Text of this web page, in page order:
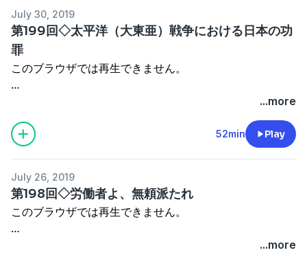
今回は、セクハラ・パワハラがなぜ生じるのか？という社
会学的、心理学的な話はしません。
セクハラ・パワハラを回避する為の実効的な対策と、相談
機関をご紹介します。
私は、人の性格というものに持論があります。
人の性格は後天的に決まる要素が、極めて少なく、ほとん
どが、遺伝子によって決まってしまうというものです。
ですから、セクハラ・パワハラをする者は、生れながらに
して、そういう遺伝子が組み込まれていると考えていま
す。
そして、この性格は変わらない。
だから、相手の性格が変わるのを期待する事は、無駄で
しかしながら、「被害」というのは、被害者が「やめて下
相変わらず、滑舌不良でまくしたてております。
（中川翔子さんは、いじめを経験され、ひきこもりに陥り
ましたが、ネット上での見知らぬ大人との会話で心を支
え、やがてアイドルとして脚光を浴びました。彼女の
『snow tears』は、女性ボーカル随一の泣き歌です）
本日は、「蹴落とし社会を生きるには」の記念すべき、第
げます。
この「階級社会」の下部に固定されてしまった方の生きる
力になる為に、小鳥が羽に水を浸して、森の大火を消そう
とするが如き努力を、今後とも継続してまいる所存です。
July 30, 2019
第199回◇太平洋（大東亜）戦争における日本の功
罪
このブラウザでは再生できません。
・経済左翼→漢字で「左翼」：共産主義（私は原始共産主
義者）
・政治左翼→片仮名で「サヨク」：９条護憲派（ハト派）
・インテリ右翼
・ＧＨＱ（占領軍）
・欧米列強
...more
52min Play
July 26, 2019
第198回◇労働者よ、無頼派たれ
このブラウザでは再生できません。
...more